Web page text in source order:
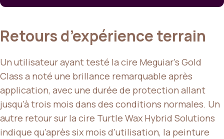
Retours d’expérience terrain
Un utilisateur ayant testé la cire Meguiar’s Gold
Class a noté une brillance remarquable après
application, avec une durée de protection allant
jusqu’à trois mois dans des conditions normales. Un
autre retour sur la cire Turtle Wax Hybrid Solutions
indique qu’après six mois d’utilisation, la peinture